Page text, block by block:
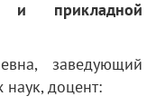
и прикладной
заведующий
наук, доцент: